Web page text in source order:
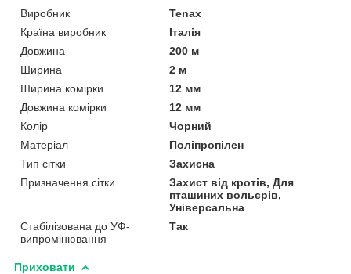
Виробник
Tenax
Країна виробник
Італія
Довжина
200 м
Ширина
2 м
Ширина комірки
12 мм
Довжина комірки
12 мм
Колір
Чорний
Матеріал
Поліпропілен
Тип сітки
Захисна
Призначення сітки
Захист від кротів, Для
пташиних вольєрів,
Універсальна
Стабілізована до УФ-
випромінювання
Так
Приховати